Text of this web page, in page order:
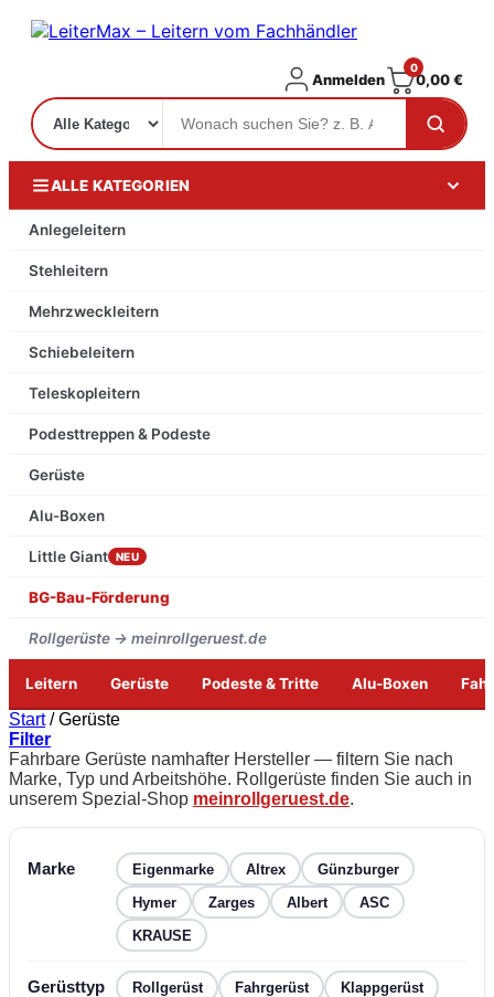
Anmelden
0
0,00€
ALLE KATEGORIEN
Anlegeleitern
Stehleitern
Mehrzweckleitern
Schiebeleitern
Teleskopleitern
Podesttreppen & Podeste
Gerüste
Alu-Boxen
Little Giant NEU
BG-Bau-Förderung
Rollgerüste → meinrollgeruest.de
Leitern Gerüste Podeste & Tritte Alu-Boxen
Zum
Inhalt
springen
Start /Gerüste
Filter
Fahrbare Gerüste namhafter Hersteller — filtern Sie nach
Marke, Typ und Arbeitshöhe. Rollgerüste finden Sie auch in
unserem Spezial-Shop meinrollgeruest.de.
Marke Eigenmarke Altrex
Günzburger
Hymer
Zarges Albert
ASC
KRAUSE
Gerüsttyp Rollgerüst Fahrgerüst
Klappgerüst